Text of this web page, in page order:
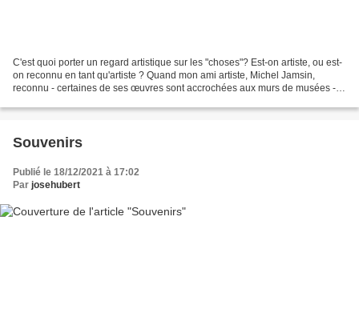
C'est quoi porter un regard artistique sur les "choses"? Est-on artiste, ou est-
on reconnu en tant qu'artiste ? Quand mon ami artiste, Michel Jamsin,
reconnu - certaines de ses œuvres sont accrochées aux murs de musées -
Souvenirs
Publié le 18/12/2021 à 17:02
Par josehubert